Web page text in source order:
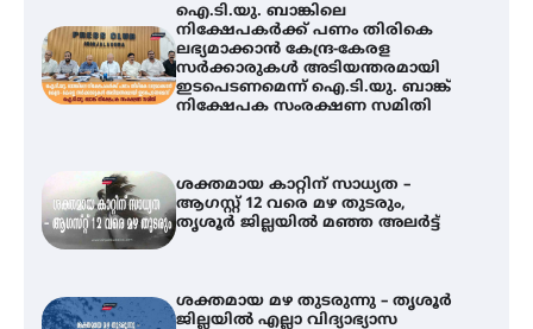
ഐ.ടി.യു. ബാങ്കിലെ
നിക്ഷേപകർക്ക് പണം തിരികെ
ലഭ്യമാക്കാൻ കേന്ദ്ര-കേരള
സർക്കാരുകൾ അടിയന്തരമായി
ഇടപെടണമെന്ന് ഐ.ടി.യു. ബാങ്ക്
നിക്ഷേപക സംരക്ഷണ സമിതി
ശക്തമായ കാറ്റിന് സാധ്യത –
ആഗസ്റ്റ് 12 വരെ മഴ തുടരും,
തൃശൂർ ജില്ലയിൽ മഞ്ഞ അലർട്ട്
ശക്തമായ മഴ തുടരുന്നു – തൃശൂർ
ജില്ലയിൽ എല്ലാ വിദ്യാഭ്യാസ